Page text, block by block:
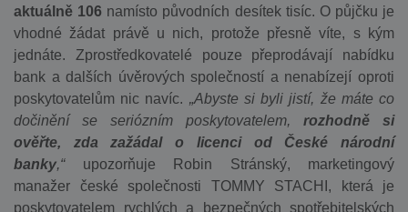
aktuálně 106 namísto původních desítek tisíc. O půjčku je
vhodné žádat právě u nich, protože přesně víte, s kým
jednáte. Zprostředkovatelé pouze přeprodávají nabídku
bank a dalších úvěrových společností a nenabízejí oproti
poskytovatelům nic navíc. „Abyste si byli jistí, že máte co
dočinění se seriózním poskytovatelem, rozhodně si
ověřte, zda zažádal o licenci od České národní
banky,“upozorňuje Robin Stránský, marketingový
manažer české společnosti TOMMY STACHI, která je
poskytovatelem rychlých a bezpečných spotřebitelských